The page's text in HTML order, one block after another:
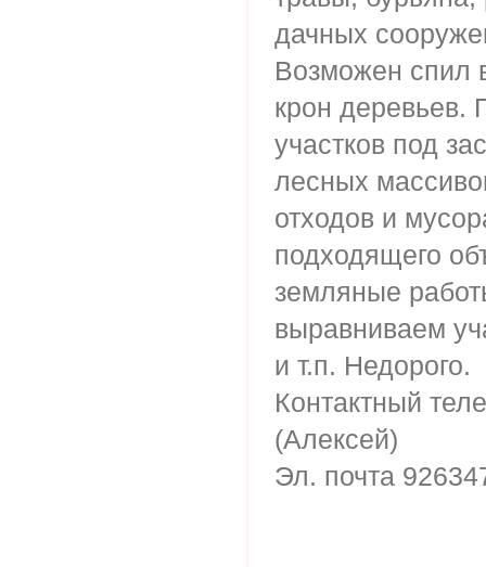
дачных
Возможен спил
крон деревьев.
участков под
лесных
отходов и
подходящего
земляные
выравниваем
и т.п. Недорого.
Контактный
(Алексей)
Эл. почта